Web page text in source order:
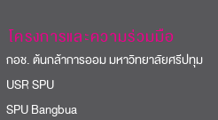
โครงการและความร่วมมือ
ช. ต้นกล้าการออม มหาวิทยาลัยศรีปทุม
SPU
Bangbua